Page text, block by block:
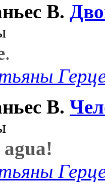
В.
.
В.